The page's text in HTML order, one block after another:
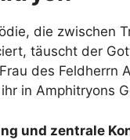
die zwischen
täuscht der
des Feldherrn
in Amphitryons
und zentrale